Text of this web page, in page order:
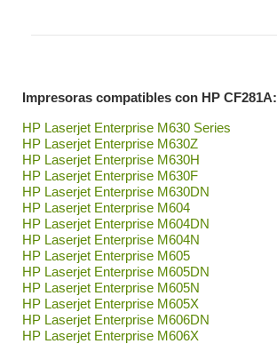
Impresoras compatibles con HP CF281A:
HP Laserjet Enterprise M630 Series
HP Laserjet Enterprise M630Z
HP Laserjet Enterprise M630H
HP Laserjet Enterprise M630F
HP Laserjet Enterprise M630DN
HP Laserjet Enterprise M604
HP Laserjet Enterprise M604DN
HP Laserjet Enterprise M604N
HP Laserjet Enterprise M605
HP Laserjet Enterprise M605DN
HP Laserjet Enterprise M605N
HP Laserjet Enterprise M605X
HP Laserjet Enterprise M606DN
HP Laserjet Enterprise M606X